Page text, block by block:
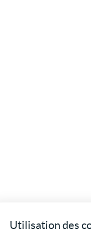
Utilisation des